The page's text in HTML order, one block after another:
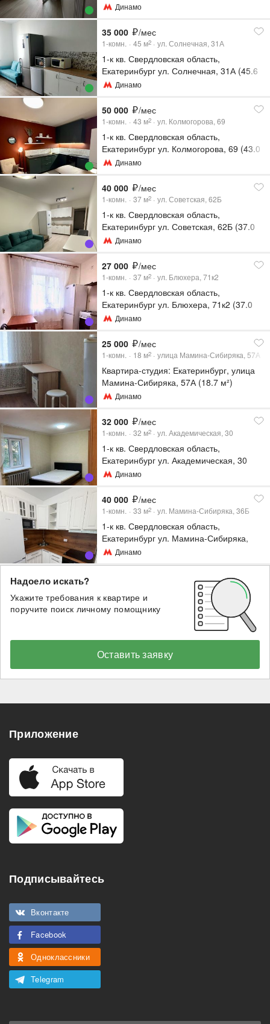
Динамо
35 000 /мес
1-комн. 45 м2 ул. Солнечная, 31А
1-к кв. Свердловская область,
Екатеринбург ул. Солнечная, 31А (45.6
м²) Динамо
50 000 /мес
1-комн. 43 м2 ул. Колмогорова, 69
1-к кв. Свердловская область,
Екатеринбург ул. Колмогорова, 69 (43.0
м²) Динамо
40 000 /мес
1-комн. 37 м2 ул. Советская, 62Б
1-к кв. Свердловская область,
Екатеринбург ул. Советская, 62Б (37.0
м²) Динамо
27 000 /мес
1-комн. 37 м2 ул. Блюхера, 71к2
1-к кв. Свердловская область,
Екатеринбург ул. Блюхера, 71к2 (37.0
м²) Динамо
25 000 /мес
1-комн. 18 м2 улица Мамина-Сибиряка, 57А
Квартира-студия: Екатеринбург, улица
Мамина-Сибиряка, 57А (18.7 м²)
Динамо
32 000 /мес
1-комн. 32 м2 ул. Академическая, 30
1-к кв. Свердловская область,
Екатеринбург ул. Академическая, 30
(32.0 м²)
Динамо
40 000 /мес
1-комн. 33 м2 ул. Мамина-Сибиряка, 36Б
1-к кв. Свердловская область,
Екатеринбург ул. Мамина-Сибиряка,
36Б (33.3 м²)
Динамо
Надоело искать?
Укажите требования к квартире и
поручите поиск личному помощнику
Оставить заявку
Приложение
Подписывайтесь
Вконтакте
Facebook
Одноклассники
Telegram